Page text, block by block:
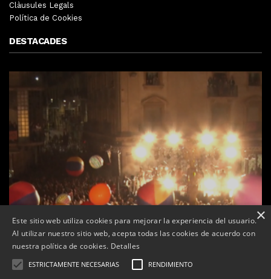
Clàusules Legals
Política de Cookies
DESTACADES
×
Este sitio web utiliza cookies para mejorar la experiencia del usuario.
Al utilizar nuestro sitio web, acepta todas las cookies de acuerdo con
nuestra política de cookies. Detalles
ESTRICTAMENTE NECESARIAS RENDIMIENTO